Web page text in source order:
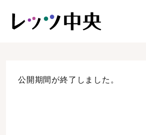
公開期間が終了しました。